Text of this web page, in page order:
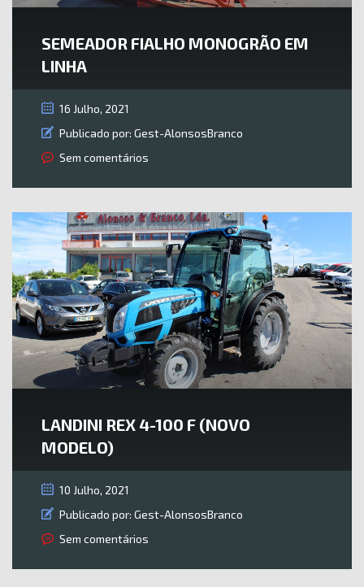
SEMEADOR FIALHO MONOGRÃO EM
LINHA
16 Julho, 2021
Publicado por: Gest-AlonsosBranco
Sem comentários
LANDINI REX 4-100 F (NOVO
MODELO)
10 Julho, 2021
Publicado por: Gest-AlonsosBranco
Sem comentários